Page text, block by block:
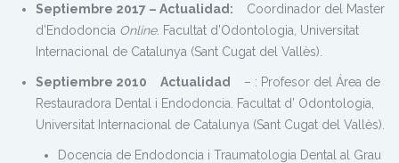
Septiembre 2017 – Actualidad:
Coordinador del Master
d’Endodoncia Online. Facultat d’Odontologia, Universitat
Internacional de Catalunya (Sant Cugat del Vallès).
Septiembre 2010 –
Actualidad
: Profesor del Área de
Restauradora Dental i Endodoncia. Facultat d’ Odontologia,
Universitat Internacional de Catalunya (Sant Cugat del Vallès).
Docencia de Endodoncia i Traumatologia Dental al Grau